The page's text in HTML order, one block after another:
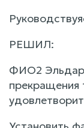
РЕШИЛ:
ФИО2
прекращения